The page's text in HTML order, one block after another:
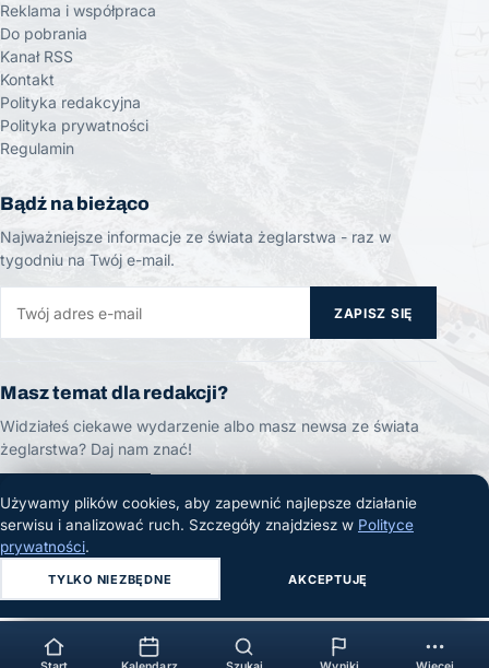
Reklama i współpraca
Do pobrania
Kanał RSS
Kontakt
Polityka redakcyjna
Polityka prywatności
Regulamin
Bądź na bieżąco
Najważniejsze informacje ze świata żeglarstwa - raz w
tygodniu na Twój e-mail.
ZAPISZ SIĘ
Masz temat dla redakcji?
Widziałeś ciekawe wydarzenie albo masz newsa ze świata
żeglarstwa? Daj nam znać!
ZGŁOŚ TEMAT
© 2026 Żeglarski.info. Wszelkie prawa zastrzeżone.
Używamy plików cookies, aby zapewnić najlepsze działanie
serwisu i analizować ruch. Szczegóły znajdziesz w Polityce
prywatności.
TYLKO NIEZBĘDNE AKCEPTUJĘ